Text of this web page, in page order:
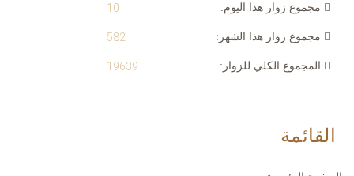
مجموع زوار هذا اليوم: 10
مجموع زوار هذا الشهر: 582
المجموع الكلي للزوار: 19639
القائمة